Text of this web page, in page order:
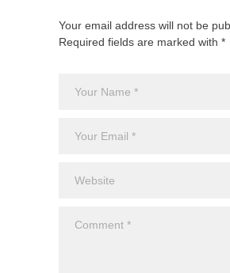
Your email address will not be
Required fields are marked with *